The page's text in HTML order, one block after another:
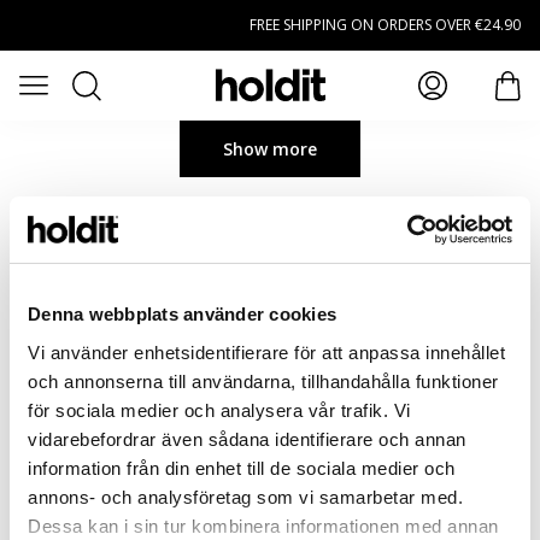
Denna webbplats använder cookies
Vi använder enhetsidentifierare för att anpassa innehållet
och annonserna till användarna, tillhandahålla funktioner
för sociala medier och analysera vår trafik. Vi
vidarebefordrar även sådana identifierare och annan
information från din enhet till de sociala medier och
annons- och analysföretag som vi samarbetar med.
Dessa kan i sin tur kombinera informationen med annan
FREE SHIPPING ON ORDERS OVER €24.90
Open menu
Search
Show more